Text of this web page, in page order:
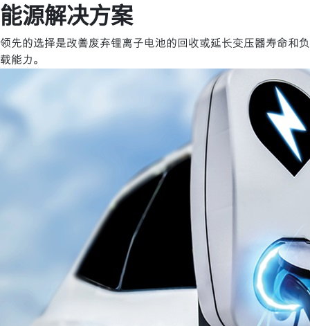
能源解决方案
领先的选择是改善废弃锂离子电池的回收或延长变压器寿命和负
载能力。